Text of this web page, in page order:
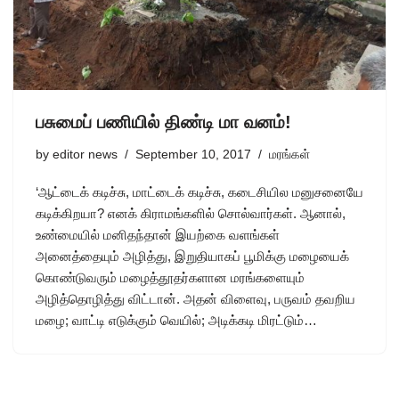
பசுமைப் பணியில் திண்டி மா வனம்!
by editor news September 10, 2017 மரங்கள்
‘ஆட்டைக் கடிச்சு, மாட்டைக் கடிச்சு, கடைசியில மனுசனையே
கடிக்கிறயா? எனக் கிராமங்களில் சொல்வார்கள். ஆனால்,
உண்மையில் மனிதந்தான் இயற்கை வளங்கள்
அனைத்தையும் அழித்து, இறுதியாகப் பூமிக்கு மழையைக்
கொண்டுவரும் மழைத்தூதர்களான மரங்களையும்
அழித்தொழித்து விட்டான். அதன் விளைவு, பருவம் தவறிய
மழை; வாட்டி எடுக்கும் வெயில்; அடிக்கடி மிரட்டும்…